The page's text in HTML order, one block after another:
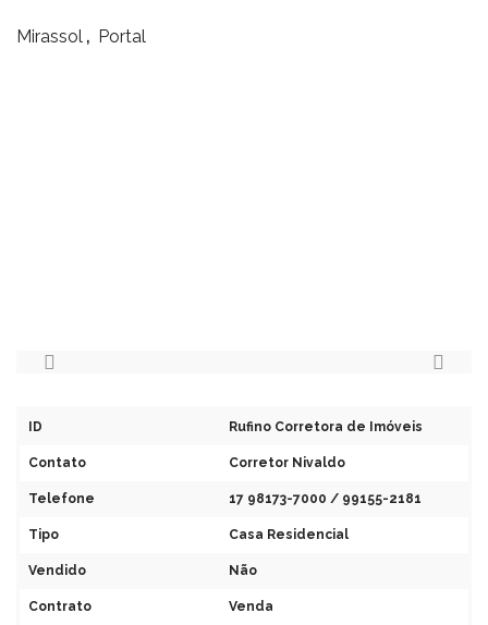
Mirassol , Portal
ID Rufino Corretora de Imóveis
Contato Corretor Nivaldo
Telefone 17 98173-7000 / 99155-2181
Tipo Casa Residencial
Vendido Não
Contrato Venda